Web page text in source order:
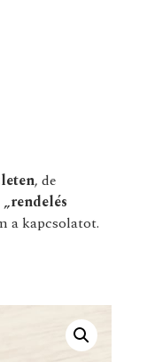
, de
„rendelés
a kapcsolatot.